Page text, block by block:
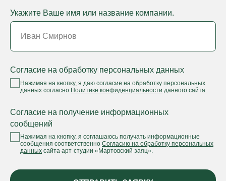
Укажите Ваше имя или название компании.
Согласие на обработку персональных данных
Нажимая на кнопку, я даю согласие на обработку персональных
данных согласно Политике конфиденциальности данного сайта.
Согласие на получение информационных
сообщений
Нажимая на кнопку, я соглашаюсь получать информационные
сообщения соответственно Согласию на обработку персональных
данных сайта арт-студии «Мартовский заяц».